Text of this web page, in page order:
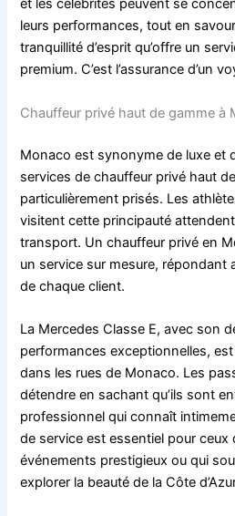
et les célébrités peuvent se
leurs performances, tout en
tranquillité d’esprit qu’offre un
premium. C’est l’assurance d’un
Chauffeur privé haut de gamme à
Monaco est synonyme de luxe et
services de chauffeur privé haut
particulièrement prisés. Les
visitent cette principauté
transport. Un chauffeur privé en
un service sur mesure, répondant
de chaque client.
La Mercedes Classe E, avec son
performances exceptionnelles,
dans les rues de Monaco. Les
détendre en sachant qu’ils sont
professionnel qui connaît
de service est essentiel pour ceux
événements prestigieux ou qui
explorer la beauté de la Côte